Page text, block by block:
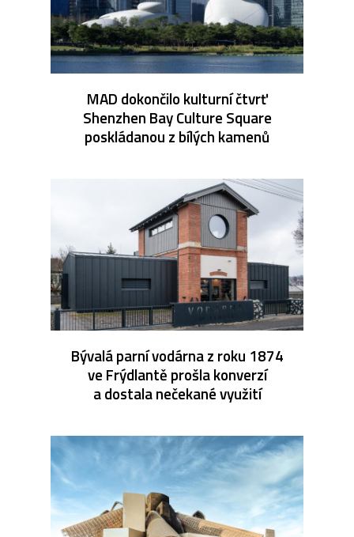
MAD dokončilo kulturní čtvrť
Shenzhen Bay Culture Square
poskládanou z bílých kamenů
Bývalá parní vodárna z roku 1874
ve Frýdlantě prošla konverzí
a dostala nečekané využití